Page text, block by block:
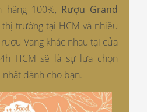
hãng 100%, Rượu Grand
trường tại HCM và nhiều
Vang khác nhau tại cửa
HCM sẽ là sự lựa chọn
nhất dành cho bạn.